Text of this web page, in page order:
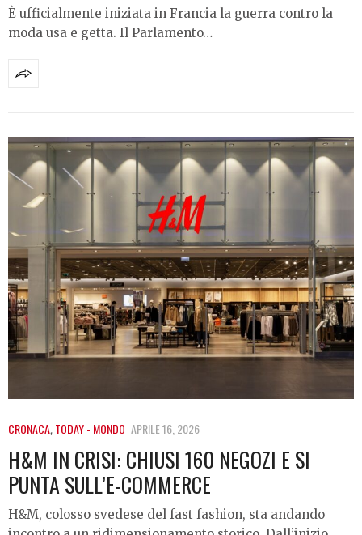
È ufficialmente iniziata in Francia la guerra contro la
moda usa e getta. Il Parlamento…
CRONACA,TODAY - MONDO APRILE 16, 2026
H&M IN CRISI: CHIUSI 160 NEGOZI E SI
PUNTA SULL’E-COMMERCE
H&M, colosso svedese del fast fashion, sta andando